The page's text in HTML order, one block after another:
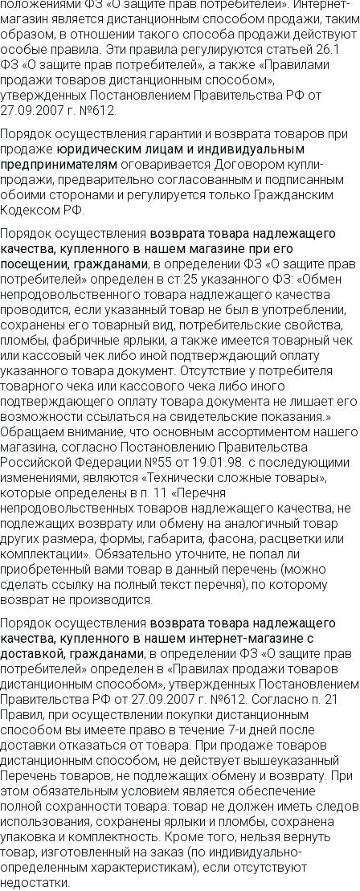
положениями ФЗ «О защите прав потребителей». Интернет-
магазин является дистанционным способом продажи, таким
образом, в отношении такого способа продажи действуют
особые правила. Эти правила регулируются статьей 26.1
ФЗ «О защите прав потребителей», а также «Правилами
продажи товаров дистанционным способом»,
утвержденных Постановлением Правительства РФ от
27.09.2007 г. №612.
Порядок осуществления гарантии и возврата товаров при
продаже юридическим лицам и индивидуальным
предпринимателям оговаривается Договором купли-
продажи, предварительно согласованным и подписанным
обоими сторонами и регулируется только Гражданским
Кодексом РФ.
Порядок осуществления возврата товара надлежащего
качества, купленного в нашем магазине при его
посещении, гражданами, в определении ФЗ «О защите прав
потребителей» определен в ст.25 указанного ФЗ: «Обмен
непродовольственного товара надлежащего качества
проводится, если указанный товар не был в употреблении,
сохранены его товарный вид, потребительские свойства,
пломбы, фабричные ярлыки, а также имеется товарный чек
или кассовый чек либо иной подтверждающий оплату
указанного товара документ. Отсутствие у потребителя
товарного чека или кассового чека либо иного
подтверждающего оплату товара документа не лишает его
возможности ссылаться на свидетельские показания.»
Обращаем внимание, что основным ассортиментом нашего
магазина, согласно Постановлению Правительства
Российской Федерации №55 от 19.01.98. с последующими
изменениями, являются «Технически сложные товары»,
которые определены в п. 11 «Перечня
непродовольственных товаров надлежащего качества, не
подлежащих возврату или обмену на аналогичный товар
других размера, формы, габарита, фасона, расцветки или
комплектации». Обязательно уточните, не попал ли
приобретенный вами товар в данный перечень (можно
сделать ссылку на полный текст перечня), по которому
возврат не производится.
Порядок осуществления возврата товара надлежащего
качества, купленного в нашем интернет-магазине с
доставкой, гражданами, в определении ФЗ «О защите прав
потребителей» определен в «Правилах продажи товаров
дистанционным способом», утвержденных Постановлением
Правительства РФ от 27.09.2007 г. №612. Согласно п. 21
Правил, при осуществлении покупки дистанционным
способом вы имеете право в течение 7-и дней после
доставки отказаться от товара. При продаже товаров
дистанционным способом, не действует вышеуказанный
Перечень товаров, не подлежащих обмену и возврату. При
этом обязательным условием является обеспечение
полной сохранности товара: товар не должен иметь следов
использования, сохранены ярлыки и пломбы, сохранена
упаковка и комплектность. Кроме того, нельзя вернуть
товар, изготовленный на заказ (по индивидуально-
определенным характеристикам), если отсутствуют
недостатки.